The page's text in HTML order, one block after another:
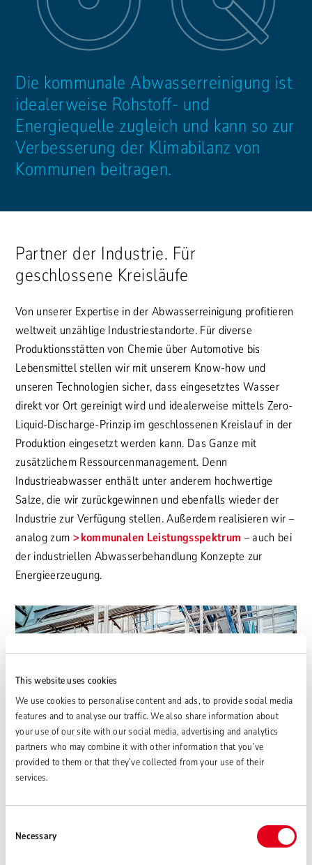
This website uses cookies
We use cookies to personalise content and ads, to provide social media
features and to analyse our traffic. We also share information about
your use of our site with our social media, advertising and analytics
partners who may combine it with other information that you’ve
provided to them or that they’ve collected from your use of their
services.
Selection
Necessary
Die kommunale Abwasserreinigung ist
idealerweise Rohstoff- und
Energiequelle zugleich und kann so zur
Verbesserung der Klimabilanz von
Kommunen beitragen.
Partner der Industrie. Für
geschlossene Kreisläufe
Von unserer Expertise in der Abwasserreinigung profitieren
weltweit unzählige Industriestandorte. Für diverse
Produktionsstätten von Chemie über Automotive bis
Lebensmittel stellen wir mit unserem Know-how und
unseren Technologien sicher, dass eingesetztes Wasser
direkt vor Ort gereinigt wird und idealerweise mittels Zero-
Liquid-Discharge-Prinzip im geschlossenen Kreislauf in der
Produktion eingesetzt werden kann. Das Ganze mit
zusätzlichem Ressourcenmanagement. Denn
Industrieabwasser enthält unter anderem hochwertige
Salze, die wir zurückgewinnen und ebenfalls wieder der
Industrie zur Verfügung stellen. Außerdem realisieren wir –
analog zum
kommunalen Leistungsspektrum – auch bei
der industriellen Abwasserbehandlung Konzepte zur
Energieerzeugung.